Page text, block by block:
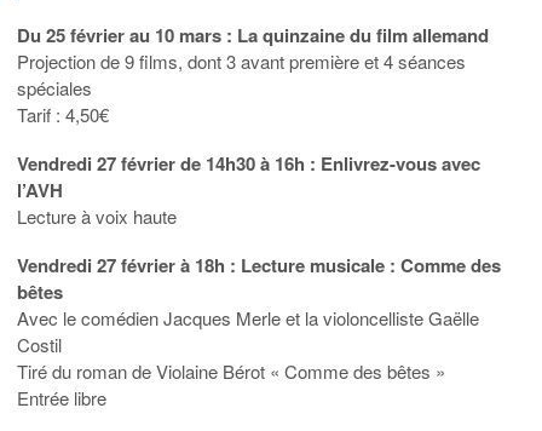
Du 25 février au 10 mars : La quinzaine du film allemand
Projection de 9 films, dont 3 avant première et 4 séances
spéciales
Tarif : 4,50€
Vendredi 27 février de 14h30 à 16h : Enlivrez-vous avec
l’AVH
Lecture à voix haute
Vendredi 27 février à 18h : Lecture musicale : Comme des
bêtes
Avec le comédien Jacques Merle et la violoncelliste Gaëlle
Costil
Tiré du roman de Violaine Bérot « Comme des bêtes »
Entrée libre